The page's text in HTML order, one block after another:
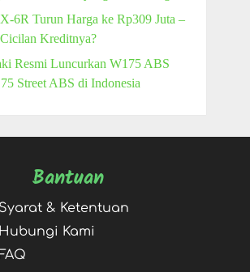
6R Turun Harga ke Rp309 Juta –
Kreditnya?
Resmi Luncurkan W175 ABS
Street ABS di Indonesia
Bantuan
Syarat & Ketentuan
Hubungi Kami
FAQ